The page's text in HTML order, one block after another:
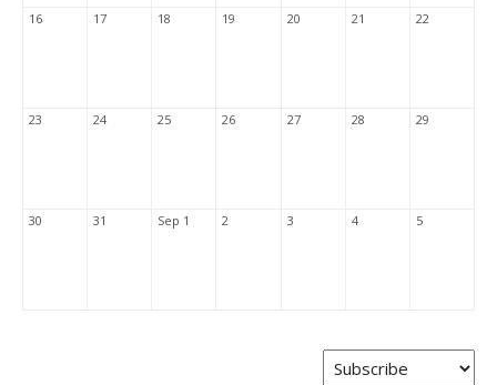
16 17 18 19 20 21 22
23 24 25 26 27 28 29
30 31 Sep 1 2 3 4 5